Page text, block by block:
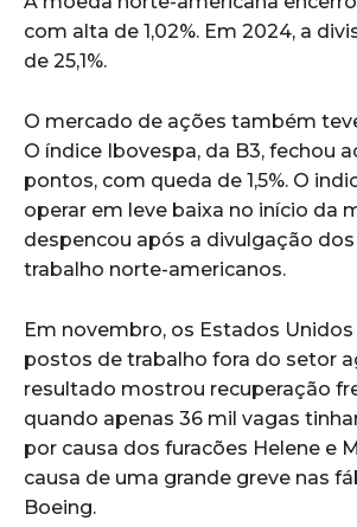
com alta de 1,02%. Em 2024, a
de 25,1%.
O mercado de ações também
O índice Ibovespa, da B3, fechou
pontos, com queda de 1,5%. O
operar em leve baixa no início da
despencou após a divulgação
trabalho norte-americanos.
Em novembro, os Estados
postos de trabalho fora do setor
resultado mostrou recuperação
quando apenas 36 mil vagas
por causa dos furacões Helene e
causa de uma grande greve nas
Boeing.